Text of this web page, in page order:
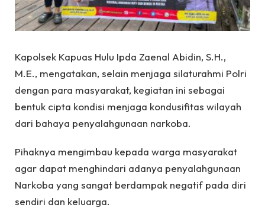
Kapolsek Kapuas Hulu Ipda Zaenal Abidin, S.H.,
M.E., mengatakan, selain menjaga silaturahmi Polri
dengan para masyarakat, kegiatan ini sebagai
bentuk cipta kondisi menjaga kondusifitas wilayah
dari bahaya penyalahgunaan narkoba.
Pihaknya mengimbau kepada warga masyarakat
agar dapat menghindari adanya penyalahgunaan
Narkoba yang sangat berdampak negatif pada diri
sendiri dan keluarga.